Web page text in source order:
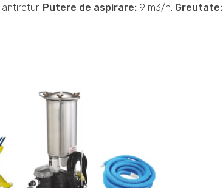
Putere de aspirare: 9 m3/h. Greutate: